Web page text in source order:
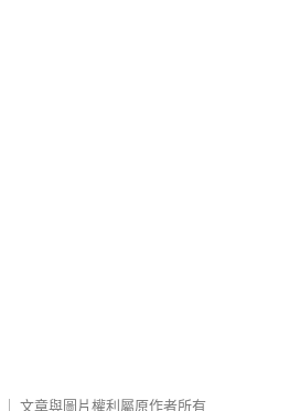
文章與圖片權利屬原作者所有